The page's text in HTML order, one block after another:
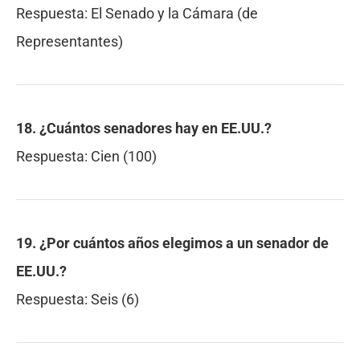
Respuesta: El Senado y la Cámara (de
Representantes)
18. ¿Cuántos senadores hay en EE.UU.?
Respuesta: Cien (100)
19. ¿Por cuántos años elegimos a un senador de
EE.UU.?
Respuesta: Seis (6)